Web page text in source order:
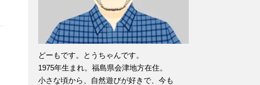
どーもです。とうちゃんです。
1975年生まれ。福島県会津地方在住。
小さな頃から、自然遊びが好きで、今も